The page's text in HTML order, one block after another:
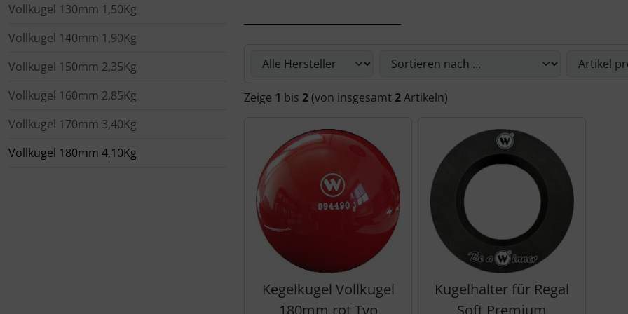
Vollkugel 130mm 1,50Kg
Vollkugel 140mm 1,90Kg
Vollkugel 150mm 2,35Kg
Vollkugel 160mm 2,85Kg
Vollkugel 170mm 3,40Kg
Vollkugel 180mm 4,10Kg
Zeige 1 bis 2 (von insgesamt 2Artikeln)
Kegelkugel Vollkugel
180mm rot Typ
Kugelhalter für Regal
Soft Premium
Glasartikel
Gutschein
Sonstiges
Spellmann/Schmid
Spieth
Puma